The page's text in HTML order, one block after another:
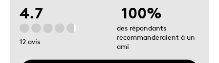
4.7
12 avis
100%
des répondants
recommanderaient à un
ami